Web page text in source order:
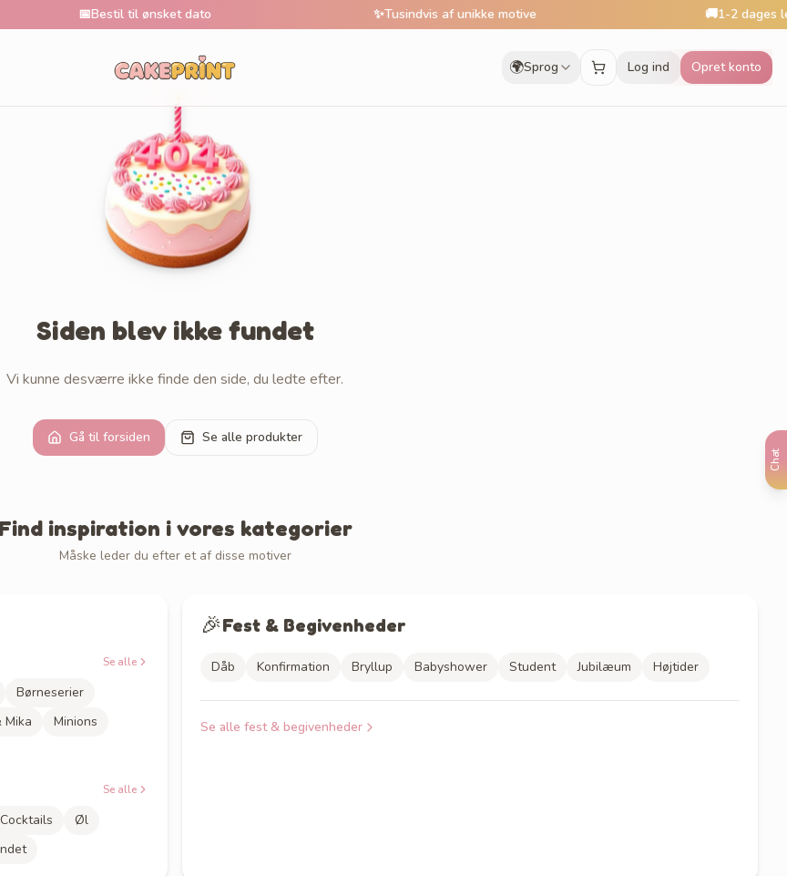
Chat
Bestil til ønsket dato Tusindvis af unikke motive 1-2 dages
🌍Sprog Log ind Opret konto
Siden blev ikke fundet
Vi kunne desværre ikke finde den side, du ledte efter.
Gå til forsiden Se alle produkter
Find inspiration i vores kategorier
Måske leder du efter et af disse motiver
Se alle
Børneserier
Mika
Minions
Se alle
Cocktails
Øl
🎉Fest & Begivenheder
Dåb Konfirmation Bryllup Babyshower Student Jubilæum Højtider
Se alle fest & begivenheder